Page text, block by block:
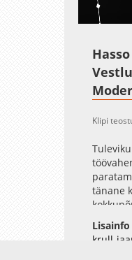
Klipi
tänane
krull-